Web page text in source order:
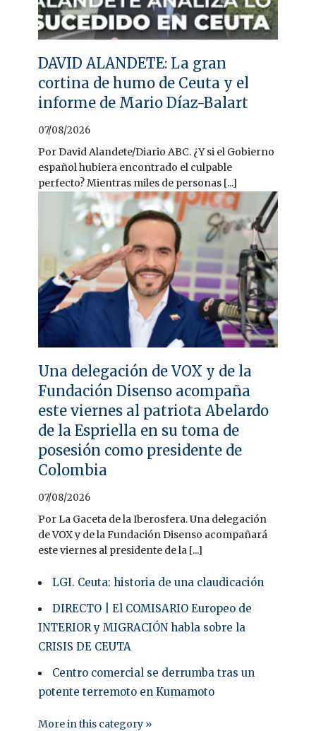
DAVID ALANDETE: La gran
cortina de humo de Ceuta y el
informe de Mario Díaz-Balart
07/08/2026
Por David Alandete/Diario ABC. ¿Y si el Gobierno
español hubiera encontrado el culpable
perfecto? Mientras miles de personas [...]
Una delegación de VOX y de la
Fundación Disenso acompaña
este viernes al patriota Abelardo
de la Espriella en su toma de
posesión como presidente de
Colombia
07/08/2026
Por La Gaceta de la Iberosfera. Una delegación
de VOX y de la Fundación Disenso acompañará
este viernes al presidente de la [...]
LGI. Ceuta: historia de una claudicación
DIRECTO | El COMISARIO Europeo de
INTERIOR y MIGRACIÓN habla sobre la
CRISIS DE CEUTA
Centro comercial se derrumba tras un
potente terremoto en Kumamoto
More in this category »